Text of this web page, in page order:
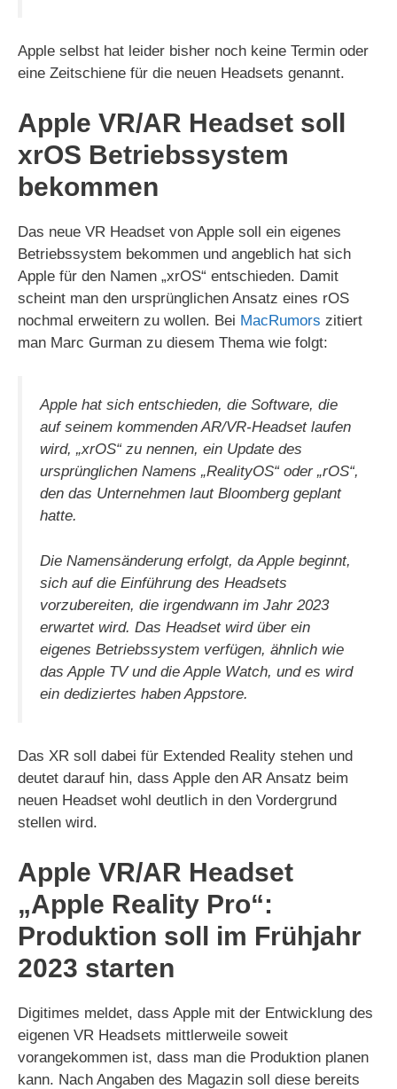
Apple selbst hat leider bisher noch keine Termin oder
eine Zeitschiene für die neuen Headsets genannt.
Apple VR/AR Headset soll
xrOS Betriebssystem
bekommen
Das neue VR Headset von Apple soll ein eigenes
Betriebssystem bekommen und angeblich hat sich
Apple für den Namen „xrOS“ entschieden. Damit
scheint man den ursprünglichen Ansatz eines rOS
nochmal erweitern zu wollen. Bei MacRumors zitiert
man Marc Gurman zu diesem Thema wie folgt:
Apple hat sich entschieden, die Software, die
auf seinem kommenden AR/VR-Headset laufen
wird, „xrOS“ zu nennen, ein Update des
ursprünglichen Namens „RealityOS“ oder „rOS“,
den das Unternehmen laut Bloomberg geplant
hatte.
Die Namensänderung erfolgt, da Apple beginnt,
sich auf die Einführung des Headsets
vorzubereiten, die irgendwann im Jahr 2023
erwartet wird. Das Headset wird über ein
eigenes Betriebssystem verfügen, ähnlich wie
das Apple TV und die Apple Watch, und es wird
ein dediziertes haben Appstore.
Das XR soll dabei für Extended Reality stehen und
deutet darauf hin, dass Apple den AR Ansatz beim
neuen Headset wohl deutlich in den Vordergrund
stellen wird.
Apple VR/AR Headset
„Apple Reality Pro“:
Produktion soll im Frühjahr
2023 starten
Digitimes meldet, dass Apple mit der Entwicklung des
eigenen VR Headsets mittlerweile soweit
vorangekommen ist, dass man die Produktion planen
kann. Nach Angaben des Magazin soll diese bereits